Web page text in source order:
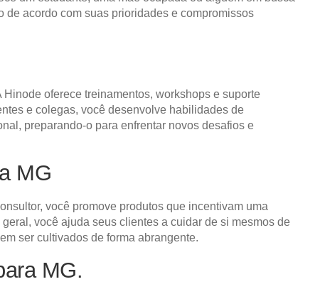
acordo com suas prioridades e compromissos
oferece treinamentos, workshops e suporte
e colegas, você desenvolve habilidades de
preparando-o para enfrentar novos desafios e
MG
você promove produtos que incentivam uma
você ajuda seus clientes a cuidar de si mesmos de
ser cultivados de forma abrangente.
MG.